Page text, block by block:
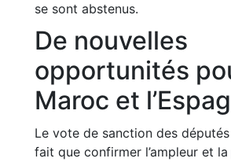
se sont abstenus.
De nouvelles
opportunités
Maroc et
Le vote de sanction des
fait que confirmer l’ampleur et